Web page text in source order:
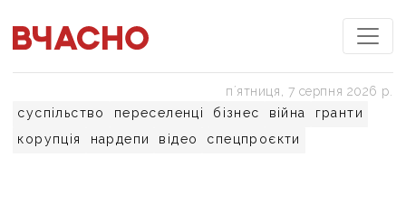
суспільство переселенці бізнес війна
гранти
корупція
нардепи відео спецпроєкти
пʼятниця, 7 серпня 2026 р.